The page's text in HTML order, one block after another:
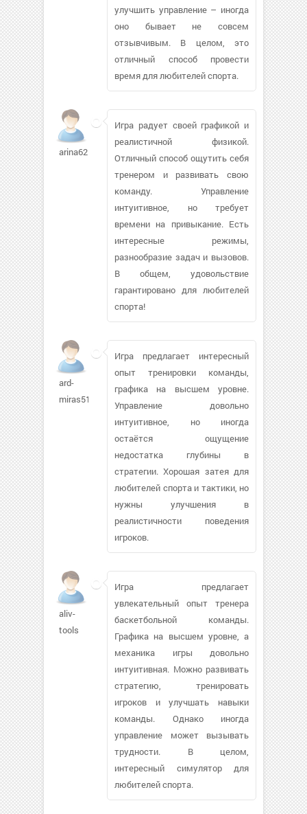
улучшить управление – иногда
оно бывает не совсем
отзывчивым. В целом, это
отличный способ провести
время для любителей спорта.
arina62
Игра радует своей графикой и
реалистичной физикой.
Отличный способ ощутить себя
тренером и развивать свою
команду. Управление
интуитивное, но требует
времени на привыкание. Есть
интересные режимы,
разнообразие задач и вызовов.
В общем, удовольствие
гарантировано для любителей
спорта!
ard-
miras515
Игра предлагает интересный
опыт тренировки команды,
графика на высшем уровне.
Управление довольно
интуитивное, но иногда
остаётся ощущение
недостатка глубины в
стратегии. Хорошая затея для
любителей спорта и тактики, но
нужны улучшения в
реалистичности поведения
игроков.
aliv-
tools
Игра предлагает
увлекательный опыт тренера
баскетбольной команды.
Графика на высшем уровне, а
механика игры довольно
интуитивная. Можно развивать
стратегию, тренировать
игроков и улучшать навыки
команды. Однако иногда
управление может вызывать
трудности. В целом,
интересный симулятор для
любителей спорта.